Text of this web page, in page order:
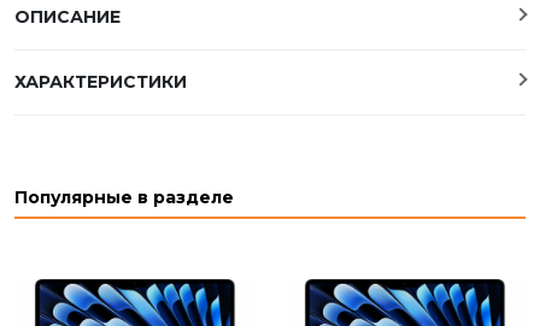
ОПИСАНИЕ
ХАРАКТЕРИСТИКИ
Популярные в разделе